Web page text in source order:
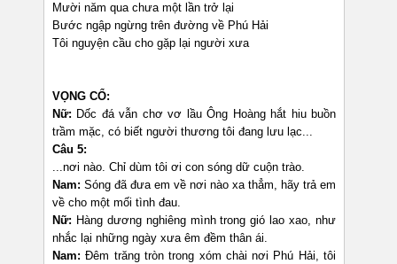
Mười năm qua chưa một lần trở lại
Bước ngập ngừng trên đường về Phú Hải
Tôi nguyện cầu cho gặp lại người xưa
VỌNG CỔ:
Nữ: Dốc đá vẫn chơ vơ lầu Ông Hoàng hắt hiu buồn
trầm mặc, có biết người thương tôi đang lưu lạc...
Câu 5:
...nơi nào. Chỉ dùm tôi ơi con sóng dữ cuộn trào.
Nam: Sóng đã đưa em về nơi nào xa thẳm, hãy trả em
về cho một mối tình đau.
Nữ: Hàng dương nghiêng mình trong gió lao xao, như
nhắc lại những ngày xưa êm đềm thân ái.
Nam:Đêm trăng tròn trong xóm chài nơi Phú Hải, tôi